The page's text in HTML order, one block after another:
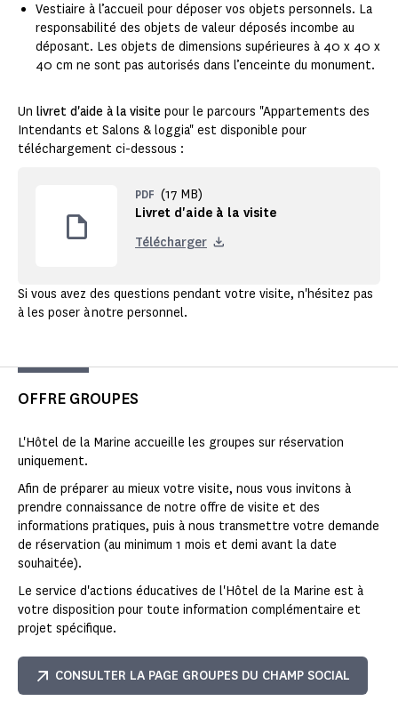
Vestiaire à l’accueil pour déposer vos objets personnels. La
responsabilité des objets de valeur déposés incombe au
déposant. Les objets de dimensions supérieures à 40 x 40 x
40 cm ne sont pas autorisés dans l’enceinte du monument.
Un livret d'aide à la visite pour le parcours "Appartements des
Intendants et Salons & loggia" est disponible pour
téléchargement ci-dessous :
Livret d'aide à la visite
PDF (17 MB)
Télécharger
Si vous avez des questions pendant votre visite, n'hésitez pas
à les poser à notre personnel.
OFFRE GROUPES
L'Hôtel de la Marine accueille les groupes sur réservation
uniquement.
Afin de préparer au mieux votre visite, nous vous invitons à
prendre connaissance de notre offre de visite et des
informations pratiques, puis à nous transmettre votre demande
de réservation (au minimum 1 mois et demi avant la date
souhaitée).
Le service d'actions éducatives de l'Hôtel de la Marine est à
votre disposition pour toute information complémentaire et
projet spécifique.
CONSULTER LA PAGE GROUPES DU CHAMP SOCIAL